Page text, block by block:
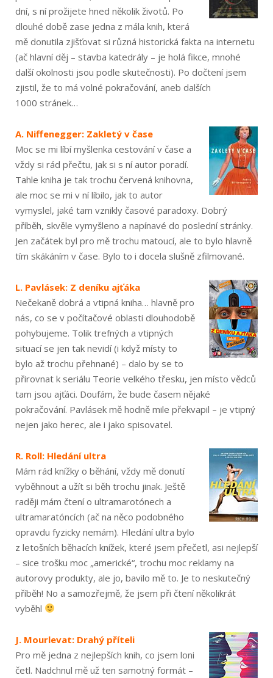
dní, s ní prožijete hned několik životů. Po
dlouhé době zase jedna z mála knih, která
mě donutila zjišťovat si různá historická fakta na internetu
(ač hlavní děj – stavba katedrály – je holá fikce, mnohé
další okolnosti jsou podle skutečnosti). Po dočtení jsem
zjistil, že to má volné pokračování, aneb dalších
1000 stránek…
A. Niffenegger: Zakletý v čase
Moc se mi líbí myšlenka cestování v čase a
vždy si rád přečtu, jak si s ní autor poradí.
Tahle kniha je tak trochu červená knihovna,
ale moc se mi v ní líbilo, jak to autor
vymyslel, jaké tam vznikly časové paradoxy. Dobrý
příběh, skvěle vymyšleno a napínavé do poslední stránky.
Jen začátek byl pro mě trochu matoucí, ale to bylo hlavně
tím skákáním v čase. Bylo to i docela slušně zfilmované.
L. Pavlásek: Z deníku ajťáka
Nečekaně dobrá a vtipná kniha… hlavně pro
nás, co se v počítačové oblasti dlouhodobě
pohybujeme. Tolik trefných a vtipných
situací se jen tak nevidí (i když místy to
bylo až trochu přehnané) – dalo by se to
přirovnat k seriálu Teorie velkého třesku, jen místo vědců
tam jsou ajťáci. Doufám, že bude časem nějaké
pokračování. Pavlásek mě hodně mile překvapil – je vtipný
nejen jako herec, ale i jako spisovatel.
R. Roll: Hledání ultra
Mám rád knížky o běhání, vždy mě donutí
vyběhnout a užít si běh trochu jinak. Ještě
raději mám čtení o ultramarotónech a
ultramaratóncích (ač na něco podobného
opravdu fyzicky nemám). Hledání ultra bylo
z letošních běhacích knížek, které jsem přečetl, asi nejlepší
– sice trošku moc „americké“, trochu moc reklamy na
autorovy produkty, ale jo, bavilo mě to. Je to neskutečný
příběh! No a samozřejmě, že jsem při čtení několikrát
vyběhl
J. Mourlevat: Drahý příteli
Pro mě jedna z nejlepších knih, co jsem loni
četl. Nadchnul mě už ten samotný formát –